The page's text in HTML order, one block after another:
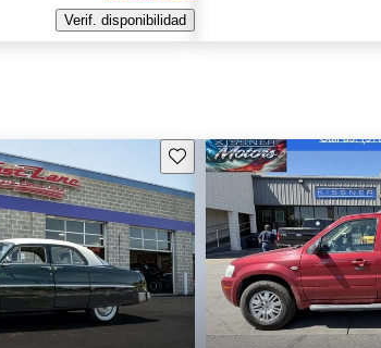
Verif. disponibilidad
Guarda este Aviso